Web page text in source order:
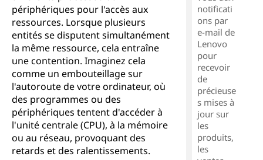
périphériques pour l'accès aux
ressources. Lorsque plusieurs
entités se disputent simultanément
la même ressource, cela entraîne
une contention. Imaginez cela
comme un embouteillage sur
l'autoroute de votre ordinateur, où
des programmes ou des
périphériques tentent d'accéder à
l'unité centrale (CPU), à la mémoire
ou au réseau, provoquant des
retards et des ralentissements.
notificati
ons par
e-mail de
Lenovo
pour
recevoir
de
précieuse
s mises à
jour sur
les
produits,
les